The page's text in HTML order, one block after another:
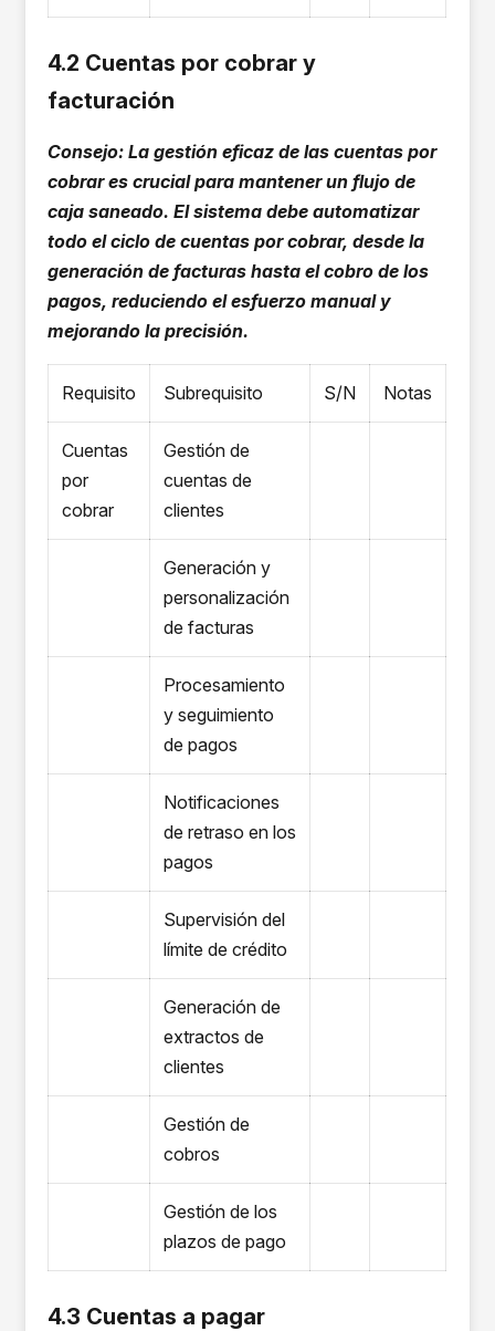
4.2 Cuentas por cobrar y
facturación
Consejo: La gestión eficaz de las cuentas por
cobrar es crucial para mantener un flujo de
caja saneado. El sistema debe automatizar
todo el ciclo de cuentas por cobrar, desde la
generación de facturas hasta el cobro de los
pagos, reduciendo el esfuerzo manual y
mejorando la precisión.
Requisito Subrequisito S/N Notas
Cuentas
por
cobrar
Gestión de
cuentas de
clientes
Generación y
personalización
de facturas
Procesamiento
y seguimiento
de pagos
Notificaciones
de retraso en los
pagos
Supervisión del
límite de crédito
Generación de
extractos de
clientes
Gestión de
cobros
Gestión de los
plazos de pago
4.3 Cuentas a pagar